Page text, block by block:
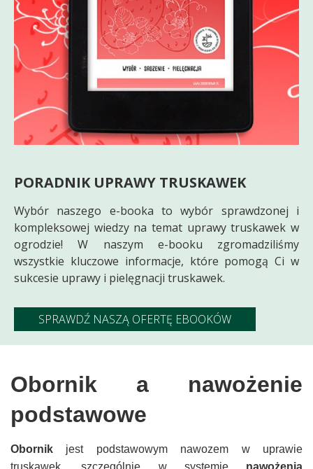
PORADNIK UPRAWY TRUSKAWEK
Wybór naszego e-booka to wybór sprawdzonej i
kompleksowej wiedzy na temat uprawy truskawek w
ogrodzie! W naszym e-booku zgromadziliśmy
wszystkie kluczowe informacje, które pomogą Ci w
sukcesie uprawy i pielęgnacji truskawek.
SPRAWDŹ NASZĄ OFERTĘ EBOOKÓW
Obornik a nawożenie
podstawowe
Obornik jest podstawowym nawozem w uprawie
truskawek, szczególnie w systemie nawożenia